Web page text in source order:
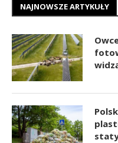
NAJNOWSZE ARTYKUŁY